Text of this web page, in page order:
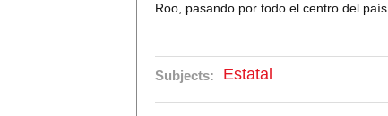
Roo, pasando por todo el centro del país.
Subjects: Estatal